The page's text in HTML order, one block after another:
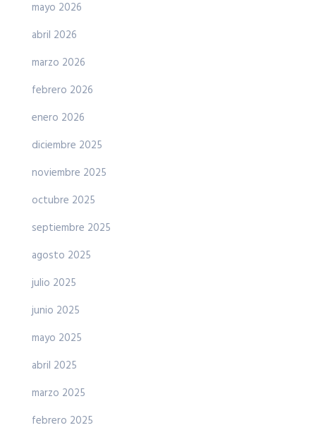
mayo 2026
abril 2026
marzo 2026
febrero 2026
enero 2026
diciembre 2025
noviembre 2025
octubre 2025
septiembre 2025
agosto 2025
julio 2025
junio 2025
mayo 2025
abril 2025
marzo 2025
febrero 2025